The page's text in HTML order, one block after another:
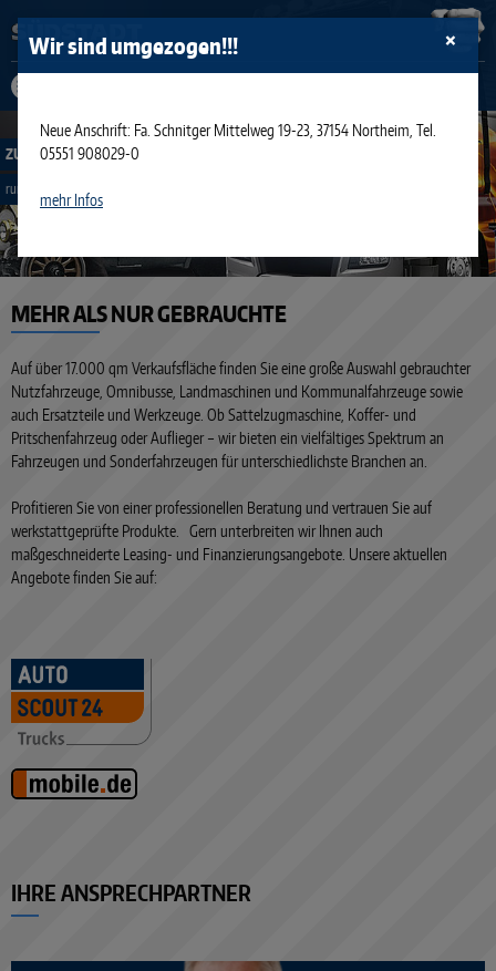
next
ZUVERLÄSSIGE DIENSTLEISTUNGEN
rund um das Nutzfahrzeug
MEHR ALS NUR GEBRAUCHTE
Auf über 17.000 qm Verkaufsfläche finden Sie eine große Auswahl gebrauchter
Nutzfahrzeuge, Omnibusse, Landmaschinen und Kommunalfahrzeuge sowie
auch Ersatzteile und Werkzeuge. Ob Sattelzugmaschine, Koffer- und
Pritschenfahrzeug oder Auflieger – wir bieten ein vielfältiges Spektrum an
Fahrzeugen und Sonderfahrzeugen für unterschiedlichste Branchen an.
Profitieren Sie von einer professionellen Beratung und vertrauen Sie auf
werkstattgeprüfte Produkte. Gern unterbreiten wir Ihnen auch
maßgeschneiderte Leasing- und Finanzierungsangebote. Unsere aktuellen
Angebote finden Sie auf:
IHRE ANSPRECHPARTNER
Wir sind umgezogen!!! ×
Neue Anschrift: Fa. Schnitger Mittelweg 19-23, 37154 Northeim, Tel.
05551 908029-0
mehr Infos